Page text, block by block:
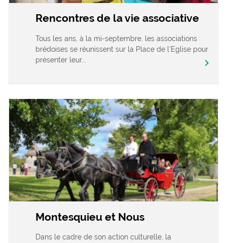
Rencontres de la vie associative
Tous les ans, à la mi-septembre, les associations
brédoises se réunissent sur la Place de l’Eglise pour
présenter leur...
chevron_right
Montesquieu et Nous
Dans le cadre de son action culturelle, la